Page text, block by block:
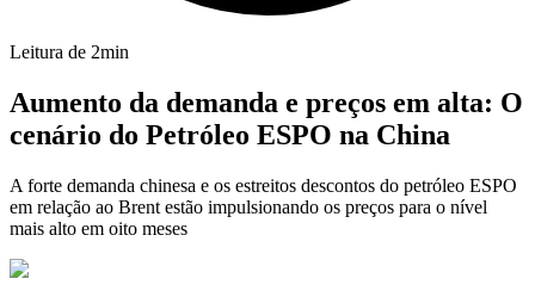
Leitura de 2min
Aumento da demanda e preços em alta: O
cenário do Petróleo ESPO na China
A forte demanda chinesa e os estreitos descontos do petróleo ESPO
em relação ao Brent estão impulsionando os preços para o nível
mais alto em oito meses